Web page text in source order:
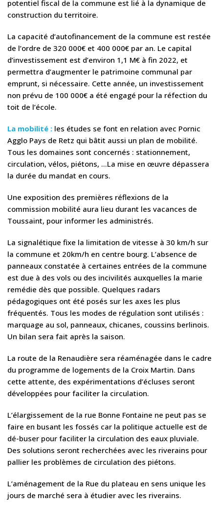
potentiel fiscal de la commune est lié à la dynamique de
construction du territoire.
La capacité d’autofinancement de la commune est restée
de l’ordre de 320 000€ et 400 000€ par an. Le capital
d’investissement est d’environ 1,1 M€ à fin 2022, et
permettra d’augmenter le patrimoine communal par
emprunt, si nécessaire. Cette année, un investissement
non prévu de 100 000€ a été engagé pour la réfection du
toit de l’école.
La mobilité : les études se font en relation avec Pornic
Agglo Pays de Retz qui bâtit aussi un plan de mobilité.
Tous les domaines sont concernés : stationnement,
circulation, vélos, piétons, …La mise en œuvre dépassera
la durée du mandat en cours.
Une exposition des premières réflexions de la
commission mobilité aura lieu durant les vacances de
Toussaint, pour informer les administrés.
La signalétique fixe la limitation de vitesse à 30 km/h sur
la commune et 20km/h en centre bourg. L’absence de
panneaux constatée à certaines entrées de la commune
est due à des vols ou des incivilités auxquelles la marie
remédie dès que possible. Quelques radars
pédagogiques ont été posés sur les axes les plus
fréquentés. Tous les modes de régulation sont utilisés :
marquage au sol, panneaux, chicanes, coussins berlinois.
Un bilan sera fait après la saison.
La route de la Renaudière sera réaménagée dans le cadre
du programme de logements de la Croix Martin. Dans
cette attente, des expérimentations d’écluses seront
développées pour faciliter la circulation.
L’élargissement de la rue Bonne Fontaine ne peut pas se
faire en busant les fossés car la politique actuelle est de
dé-buser pour faciliter la circulation des eaux pluviale.
Des solutions seront recherchées avec les riverains pour
pallier les problèmes de circulation des piétons.
L’aménagement de la Rue du plateau en sens unique les
jours de marché sera à étudier avec les riverains.